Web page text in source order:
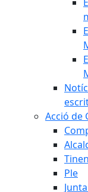
Acció de
Ple